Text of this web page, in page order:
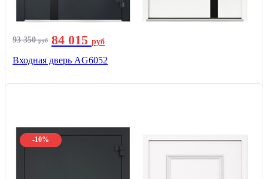
93 350руб 84 015 руб
Входная дверь AG6052
-10%